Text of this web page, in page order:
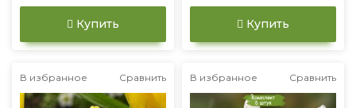
Купить Купить
В избранное Сравнить В избранное Сравнить